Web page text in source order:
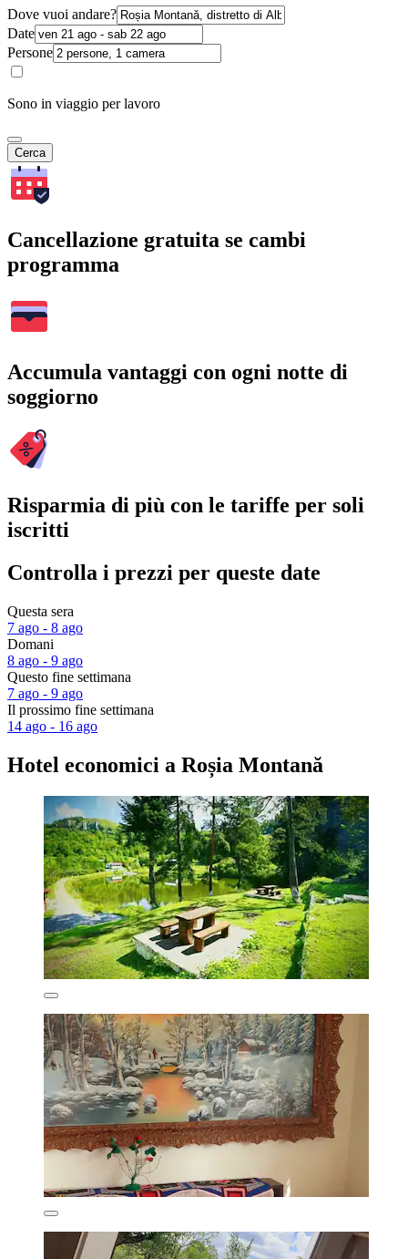
Dove vuoi andare?
Date
Persone
Sono in viaggio per lavoro
Cerca
Cancellazione gratuita se cambi
programma
Accumula vantaggi con ogni notte di
soggiorno
Risparmia di più con le tariffe per soli
iscritti
Controlla i prezzi per queste date
Questa sera
7 ago - 8 ago
Domani
8 ago - 9 ago
Questo fine settimana
7 ago - 9 ago
Il prossimo fine settimana
14 ago - 16 ago
Hotel economici a Roșia Montană